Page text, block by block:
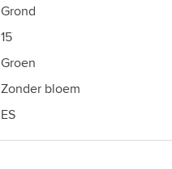
Grond
15
Groen
Zonder bloem
ES